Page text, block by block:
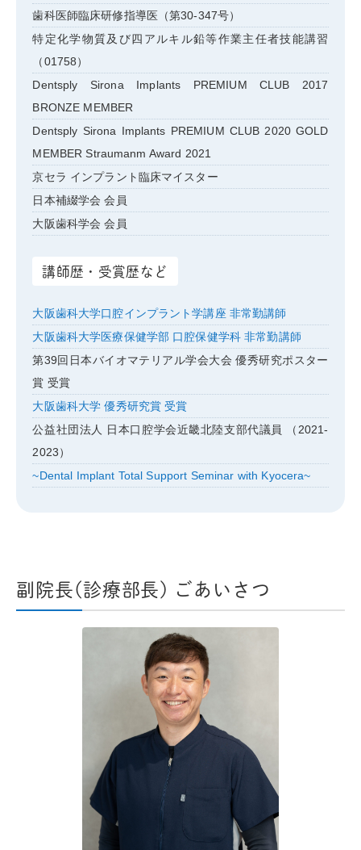
歯科医師臨床研修指導医（第30-347号）
特定化学物質及び四アルキル鉛等作業主任者技能講習
（01758）
Dentsply Sirona Implants PREMIUM CLUB 2017
BRONZE MEMBER
Dentsply Sirona Implants PREMIUM CLUB 2020 GOLD
MEMBER Straumanm Award 2021
京セラ インプラント臨床マイスター
日本補綴学会 会員
大阪歯科学会 会員
講師歴・受賞歴など
大阪歯科大学口腔インプラント学講座 非常勤講師
大阪歯科大学医療保健学部 口腔保健学科 非常勤講師
第39回日本バイオマテリアル学会大会 優秀研究ポスター
賞 受賞
大阪歯科大学 優秀研究賞 受賞
公益社団法人 日本口腔学会近畿北陸支部代議員 （2021-
2023）
~Dental Implant Total Support Seminar with Kyocera~
副院長(診療部長) ごあいさつ